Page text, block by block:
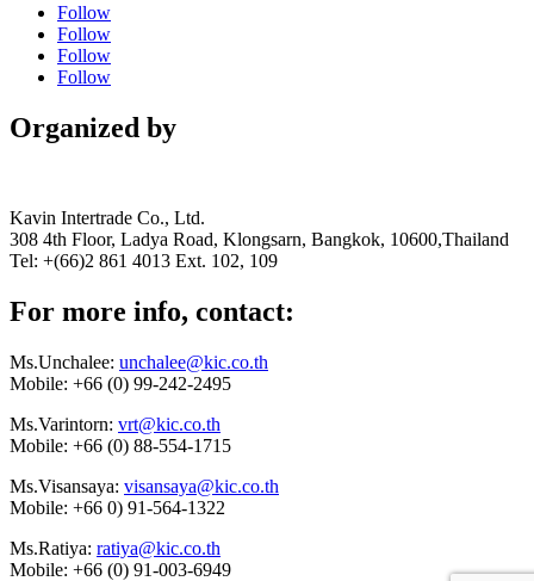
Follow
Follow
Follow
Follow
Organized by
Kavin Intertrade Co., Ltd.
308 4th Floor, Ladya Road, Klongsarn, Bangkok, 10600,Thailand
Tel: +(66)2 861 4013 Ext. 102, 109
For more info, contact:
Ms.Unchalee: unchalee@kic.co.th
Mobile: +66 (0) 99-242-2495
Ms.Varintorn: vrt@kic.co.th
Mobile: +66 (0) 88-554-1715
Ms.Visansaya: visansaya@kic.co.th
Mobile: +66 0) 91-564-1322
Ms.Ratiya: ratiya@kic.co.th
Mobile: +66 (0) 91-003-6949